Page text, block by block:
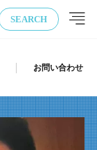
SEARCH
お問い合わせ